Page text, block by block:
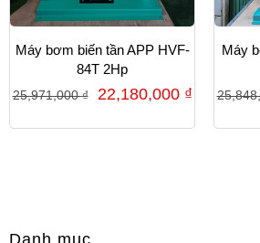
Máy bơm biến tần APP HVF-
84T 2Hp
25,971,000₫ 22,180,000 ₫
Máy